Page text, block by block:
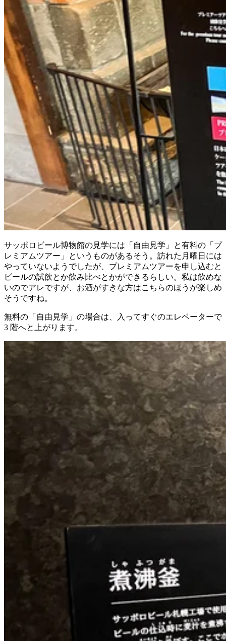
サッポロビール博物館の見学には「自由見学」と有料の「プ
レミアムツアー」というものがあるそう。訪れた月曜日には
やっていないようでしたが、プレミアムツアーを申し込むと
ビールの試飲とか飲み比べとかができるらしい。私は飲めな
いのでアレですが、お酒がすきな方はこちらのほうが楽しめ
そうですね。
無料の「自由見学」の場合は、入ってすぐのエレベーターで
3 階へと上がります。